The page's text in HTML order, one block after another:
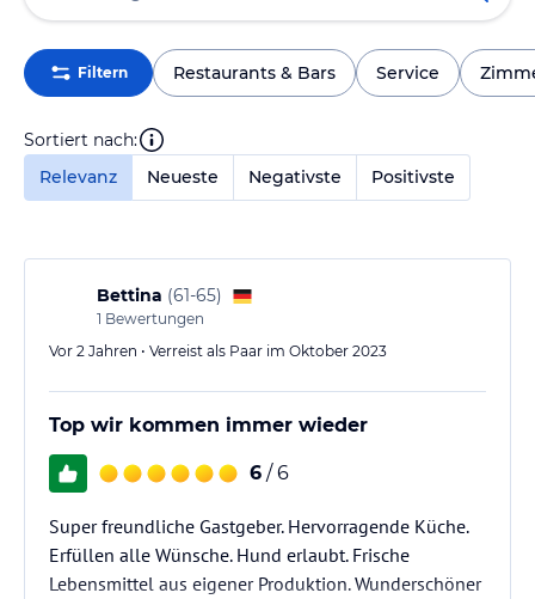
Filtern Restaurants & Bars Service
Sortiert nach:
Relevanz
Neueste Negativste Positivste
Bettina (61-65)
1 Bewertungen
Vor 2 Jahren • Verreist als Paar im Oktober 2023
Top wir kommen immer wieder
6 / 6
Super freundliche Gastgeber. Hervorragende Küche.
Erfüllen alle Wünsche. Hund erlaubt. Frische
Lebensmittel aus eigener Produktion. Wunderschöner